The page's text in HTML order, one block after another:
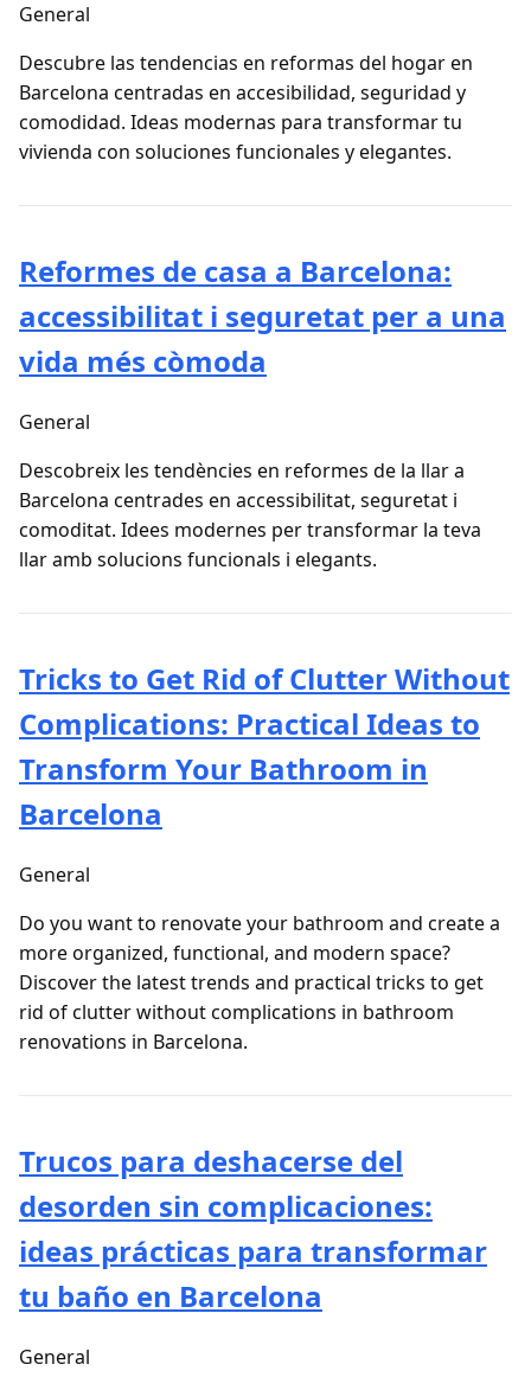
General
Descubre las tendencias en reformas del hogar en
Barcelona centradas en accesibilidad, seguridad y
comodidad. Ideas modernas para transformar tu
vivienda con soluciones funcionales y elegantes.
Reformes de casa a Barcelona:
accessibilitat i seguretat per a una
vida més còmoda
General
Descobreix les tendències en reformes de la llar a
Barcelona centrades en accessibilitat, seguretat i
comoditat. Idees modernes per transformar la teva
llar amb solucions funcionals i elegants.
Tricks to Get Rid of Clutter Without
Complications: Practical Ideas to
Transform Your Bathroom in
Barcelona
General
Do you want to renovate your bathroom and create a
more organized, functional, and modern space?
Discover the latest trends and practical tricks to get
rid of clutter without complications in bathroom
renovations in Barcelona.
Trucos para deshacerse del
desorden sin complicaciones:
ideas prácticas para transformar
tu baño en Barcelona
General